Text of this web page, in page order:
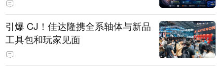
引爆 CJ！佳达隆携全系轴体与新品
工具包和玩家见面